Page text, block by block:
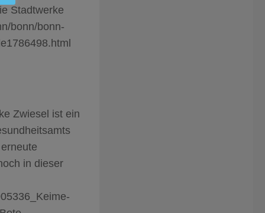
Stadtwerke
bonn/bonn-
Zwiesel ist ein
in dieser